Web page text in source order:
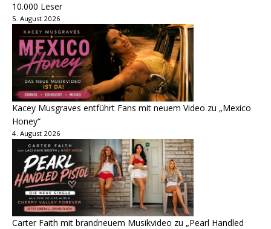
10.000 Leser
5. August 2026
Kacey Musgraves entführt Fans mit neuem Video zu „Mexico
Honey“
4. August 2026
Carter Faith mit brandneuem Musikvideo zu „Pearl Handled